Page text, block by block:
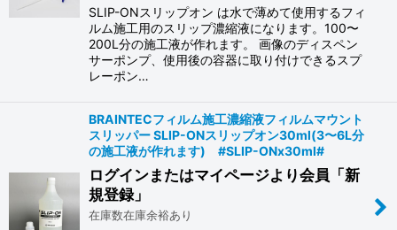
SLIP-ONスリップオン は水で薄めて使用するフィ
ルム施工用のスリップ濃縮液になります。100〜
200L分の施工液が作れます。 画像のディスペン
サーポンプ、使用後の容器に取り付けできるスプ
レーポン…
BRAINTECフィルム施工濃縮液フィルムマウント
スリッパー SLIP-ONスリップオン30ml(3〜6L分
の施工液が作れます) #SLIP-ONx30ml#
ログインまたはマイページより会員「新
規登録」
在庫数在庫余裕あり